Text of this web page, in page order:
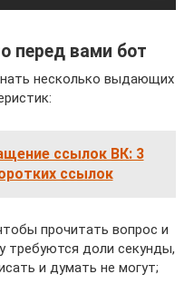
перед вами бот
несколько выдающих
ссылок ВК: 3
ссылок
прочитать вопрос и
требуются доли секунды,
и думать не могут;